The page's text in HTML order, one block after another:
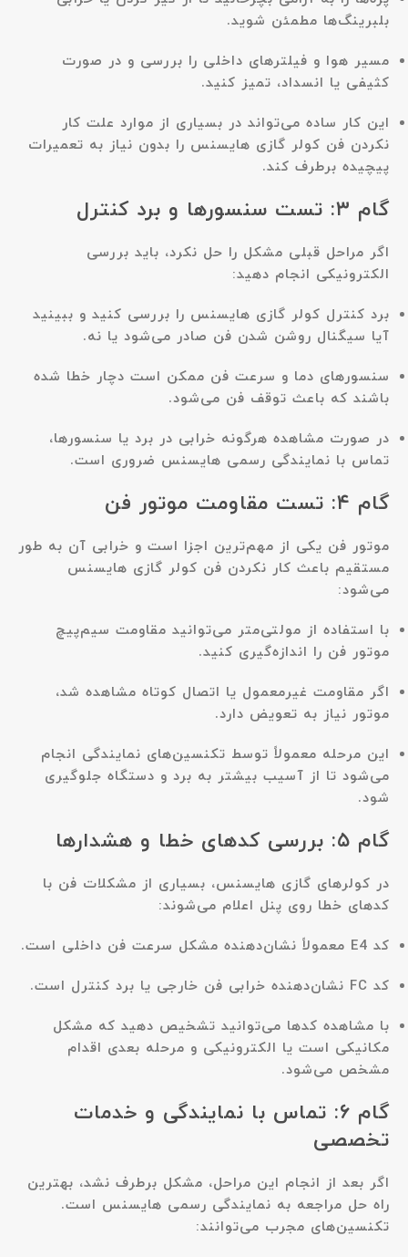
بلبرینگ‌ها مطمئن شوید.
مسیر هوا و فیلترهای داخلی را بررسی و در صورت
کثیفی یا انسداد، تمیز کنید.
این کار ساده می‌تواند در بسیاری از موارد علت کار
نکردن فن کولر گازی هایسنس را بدون نیاز به تعمیرات
پیچیده برطرف کند.
گام ۳: تست سنسورها و برد کنترل
اگر مراحل قبلی مشکل را حل نکرد، باید بررسی
الکترونیکی انجام دهید:
برد کنترل کولر گازی هایسنس را بررسی کنید و ببینید
آیا سیگنال روشن شدن فن صادر می‌شود یا نه.
سنسورهای دما و سرعت فن ممکن است دچار خطا شده
باشند که باعث توقف فن می‌شود.
در صورت مشاهده هرگونه خرابی در برد یا سنسورها،
تماس با نمایندگی رسمی هایسنس ضروری است.
گام ۴: تست مقاومت موتور فن
موتور فن یکی از مهم‌ترین اجزا است و خرابی آن به طور
مستقیم باعث کار نکردن فن کولر گازی هایسنس
می‌شود:
با استفاده از مولتی‌متر می‌توانید مقاومت سیم‌پیچ
موتور فن را اندازه‌گیری کنید.
اگر مقاومت غیرمعمول یا اتصال کوتاه مشاهده شد،
موتور نیاز به تعویض دارد.
این مرحله معمولاً توسط تکنسین‌های نمایندگی انجام
می‌شود تا از آسیب بیشتر به برد و دستگاه جلوگیری
شود.
گام ۵: بررسی کدهای خطا و هشدارها
در کولرهای گازی هایسنس، بسیاری از مشکلات فن با
کدهای خطا روی پنل اعلام می‌شوند:
کد E4 معمولاً نشان‌دهنده مشکل سرعت فن داخلی است.
کد FC نشان‌دهنده خرابی فن خارجی یا برد کنترل است.
با مشاهده کدها می‌توانید تشخیص دهید که مشکل
مکانیکی است یا الکترونیکی و مرحله بعدی اقدام
مشخص می‌شود.
گام ۶: تماس با نمایندگی و خدمات
تخصصی
اگر بعد از انجام این مراحل، مشکل برطرف نشد، بهترین
راه حل مراجعه به نمایندگی رسمی هایسنس است.
تکنسین‌های مجرب می‌توانند: